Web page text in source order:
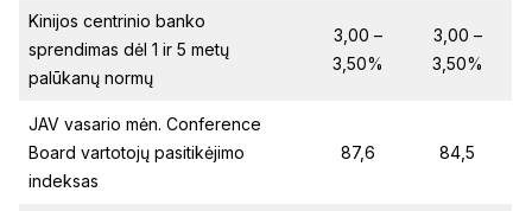
Kinijos centrinio banko
sprendimas dėl 1 ir 5 metų
palūkanų normų
3,00 –
3,50%
3,00 –
3,50%
JAV vasario mėn. Conference
Board vartotojų pasitikėjimo
indeksas
87,6 84,5